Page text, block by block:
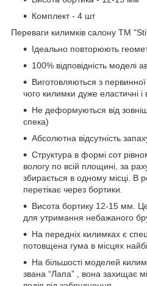
Комплект - 4 шт
Переваги килимків салону ТМ
Ідеально повторюють
100% відповідність моделі
Виготовляються з
чого килимки дуже еластичні і
Не деформуються від
спека)
Абсолютна відсутність
Структура в формі сот
вологу по всій площині, за
збирається в одному місці. В
перетікає через бортики.
Висота бортику 12-15 мм.
для утримання небажаного
На передніх килимках є
потовщена гума в місцях
На більшості моделей
звана “Лапа” , вона захищає